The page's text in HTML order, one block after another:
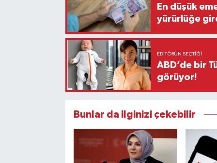
En düşük
yürürlüğe
EDITÖRÜN SEÇTIĞI
ABD’de bir
görüyor!
Bunlar da ilginizi çekebilir